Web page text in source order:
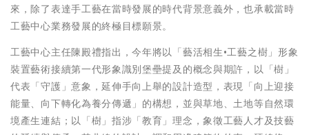
來，除了表達手工藝在當時發展的時代背景意義外，也承載當時
工藝中心業務發展的終極目標願景。
工藝中心主任陳殿禮指出，今年將以「藝活相生•工藝之樹」形象
裝置藝術接續第一代形象識別堡壘提及的概念與期許，以「樹」
代表「守護」意象，延伸手向上舉的設計造型，表現「向上迎接
能量、向下轉化為養分傳遞」的構想，並與草地、土地等自然環
境產生連結；以「樹」指涉「教育」理念，象徵工藝人才及技藝